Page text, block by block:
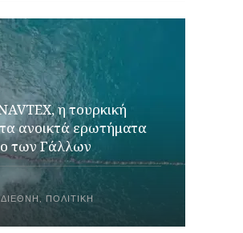
η τουρκική
ανοικτά ερωτήματα
των Γάλλων
ΔΙΕΘΝΉ , ΠΟΛΙΤΙΚΉ